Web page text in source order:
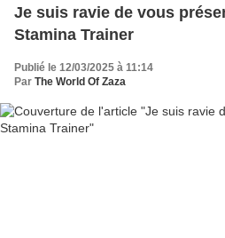
Je suis ravie de vous
Stamina Trainer
Publié le 12/03/2025 à 11:14
Par The World Of Zaza